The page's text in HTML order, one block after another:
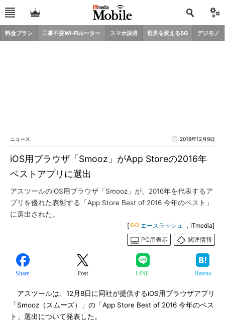
料金プラン 工事不要Wi-Fiルーター スマホ決済 世界を変える5G デジモノ
ニュース 2016年12月9日
iOS用ブラウザ「Smooz」がApp Storeの2016年
ベストアプリに選出
アスツールのiOS用ブラウザ「Smooz」が、2016年を代表するア
プリを優れた表彰する「App Store Best of 2016 今年のベスト」
に選出された。
[ エースラッシュ ，ITmedia]
PC用表示
関連情報
Share Post LINE Hatena
アスツールは、12月8日に同社が提供するiOS用ブラウザアプリ
「Smooz（スムーズ）」の「App Store Best of 2016 今年のベス
ト」選出について発表した。